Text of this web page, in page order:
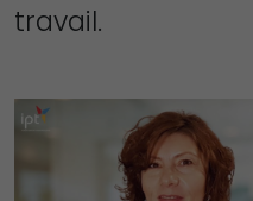
travail.